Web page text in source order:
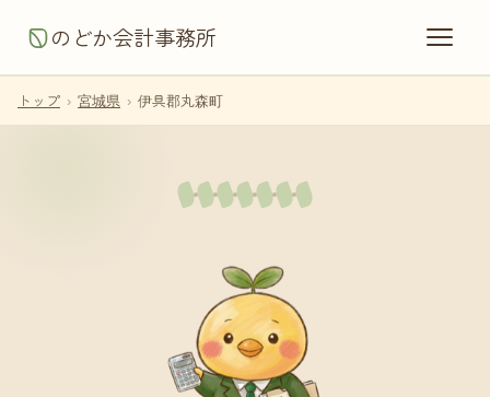
のどか会計事務所
トップ › 宮城県 › 伊具郡丸森町